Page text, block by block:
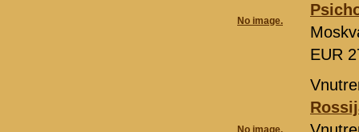
No image.
EUR
No image.